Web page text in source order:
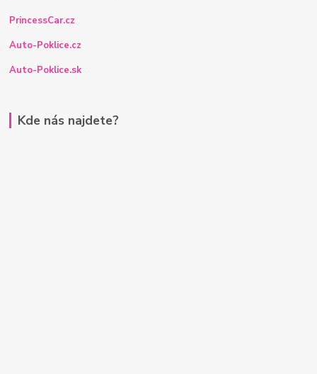
PrincessCar.cz
Auto-Poklice.cz
Auto-Poklice.sk
Kde nás najdete?